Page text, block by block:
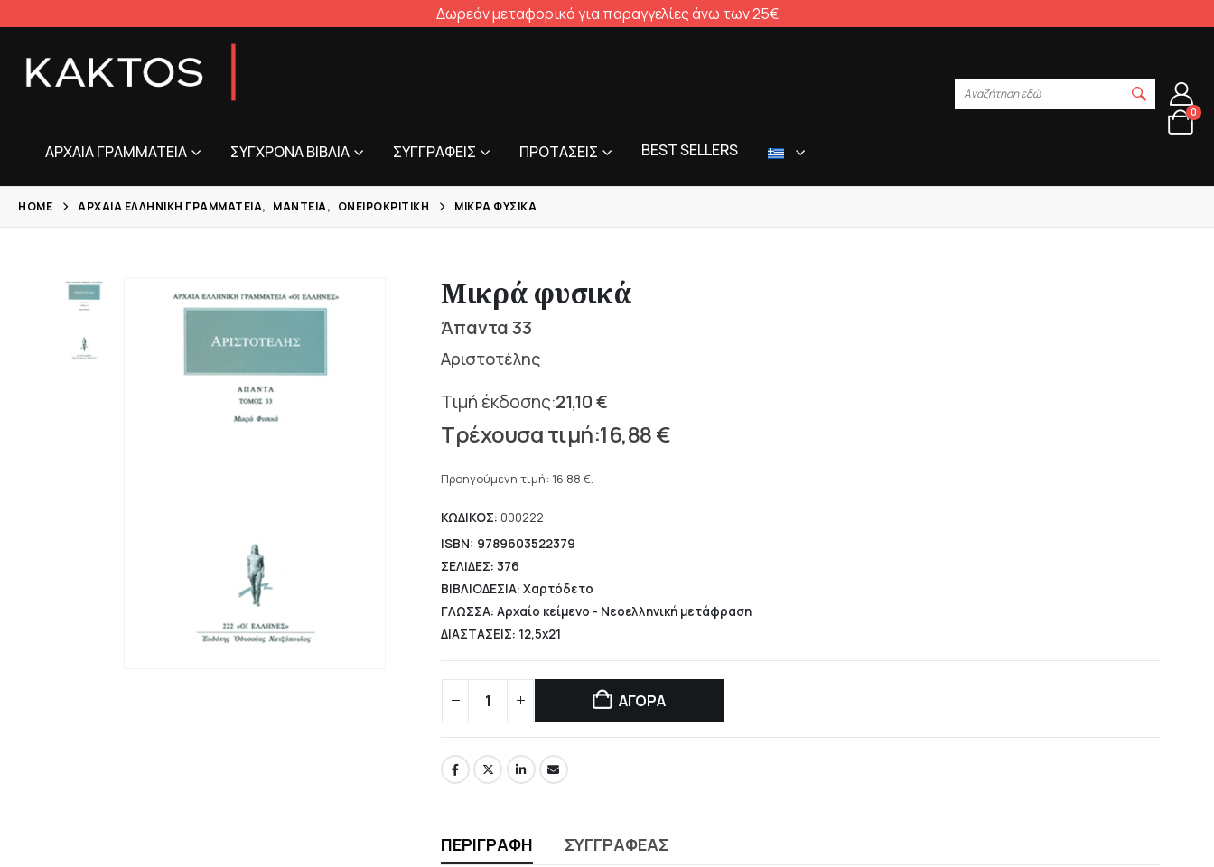
Δωρεάν μεταφορικά για παραγγελίες άνω των 25€
ΑΡΧΑΊΑ ΓΡΑΜΜΑΤΕΊΑ ΣΎΓΧΡΟΝΑ ΒΙΒΛΊΑ ΣΥΓΓΡΑΦΕΊΣ ΠΡΟΤΆΣΕΙΣ BEST SELLERS
Αναζήτηση εδώ
0
HOME ΑΡΧΑΊΑ ΕΛΛΗΝΙΚΉ ΓΡΑΜΜΑΤΕΊΑ, ΜΑΝΤΕΊΑ, ΟΝΕΙΡΟΚΡΙΤΙΚΉ ΜΙΚΡΆ ΦΥΣΙΚΆ
Μικρά φυσικά
Άπαντα 33
Αριστοτέλης
21,10€
Original
price
was:
21,10 €.
16,88€
τρέχουσα
είναι:
16,88 €.
Προηγούμενη τιμή: 16,88 €.
ΚΩΔΙΚΟΣ: 000222
ISBN: 9789603522379
ΣΕΛΙΔΕΣ: 376
ΒΙΒΛΙΟΔΕΣΙΑ: Χαρτόδετο
ΓΛΩΣΣΑ: Αρχαίο κείμενο - Νεοελληνική μετάφραση
ΔΙΑΣΤΑΣΕΙΣ: 12,5x21
ΑΓΟΡΑ
ΠΕΡΙΓΡΑΦΉ ΣΥΓΓΡΑΦΈΑΣ